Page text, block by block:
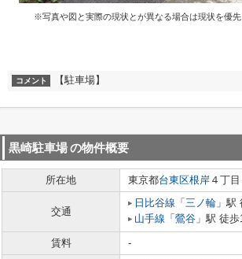
※写真や図と実際の現状とが異なる場合は現状を優
コメント 【駐車場】
黒崎駐車場の物件概要
所在地 東京都台東区根岸 ４丁
交通
日比谷線 「 三ノ輪 」駅
山手線 「 鶯谷 」駅 徒歩
賃料 -